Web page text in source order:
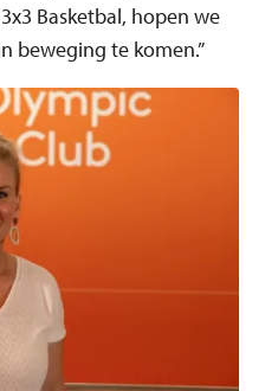
Basketbal, hopen we
beweging te komen.”